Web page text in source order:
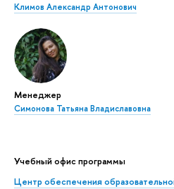
Климов Александр Антонович
Менеджер
Симонова Татьяна Владиславовна
Учебный офис программы
Центр обеспечения